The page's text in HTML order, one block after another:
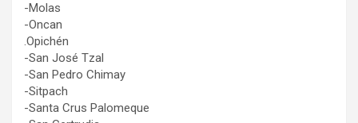
-Molas
-Oncan
.Opichén
-San José Tzal
-San Pedro Chimay
-Sitpach
-Santa Crus Palomeque